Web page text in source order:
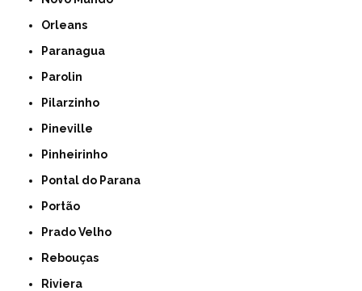
Orleans
Paranagua
Parolin
Pilarzinho
Pineville
Pinheirinho
Pontal do Parana
Portão
Prado Velho
Rebouças
Riviera